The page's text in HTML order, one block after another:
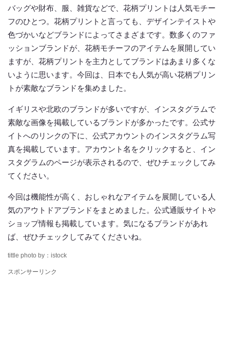
バッグや財布、服、雑貨などで、花柄プリントは人気モチー
フのひとつ。花柄プリントと言っても、デザインテイストや
色づかいなどブランドによってさまざまです。数多くのファ
ッションブランドが、花柄モチーフのアイテムを展開してい
ますが、花柄プリントを主力としてブランドはあまり多くな
いように思います。今回は、日本でも人気が高い花柄プリン
トが素敵なブランドを集めました。
イギリスや北欧のブランドが多いですが、インスタグラムで
素敵な画像を掲載しているブランドが多かったです。公式サ
イトへのリンクの下に、公式アカウントのインスタグラム写
真を掲載しています。アカウント名をクリックすると、イン
スタグラムのページが表示されるので、ぜひチェックしてみ
てください。
今回は機能性が高く、おしゃれなアイテムを展開している人
気のアウトドアブランドをまとめました。公式通販サイトや
ショップ情報も掲載しています。気になるブランドがあれ
ば、ぜひチェックしてみてくださいね。
tittle photo by：istock
スポンサーリンク